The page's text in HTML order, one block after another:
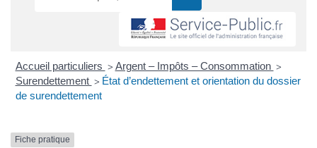
Accueil particuliers > Argent – Impôts – Consommation >
Surendettement > État d’endettement et orientation du dossier
de surendettement
Fiche pratique